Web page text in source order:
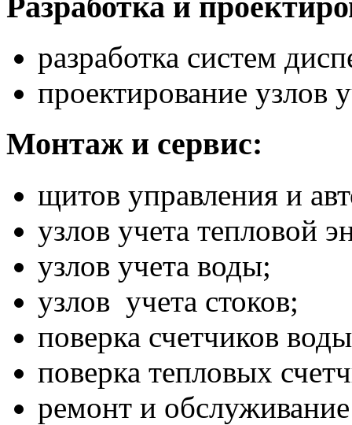
разработка систем
проектирование узлов
Монтаж и сервис:
щитов управления и
узлов учета тепловой
узлов учета воды;
узлов учета стоков;
поверка счетчиков
поверка тепловых
ремонт и